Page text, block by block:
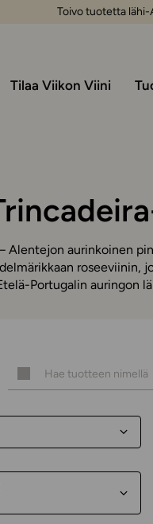
Toivo tuotetta lähi-
Tilaa Viikon Viini
Alentejon aurinkoinen
roseeviinin,
Portugalin auringon